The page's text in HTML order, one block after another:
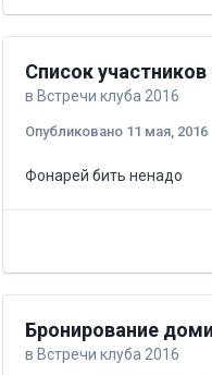
Список
в Встречи клуба 2016
Опубликовано 11 мая, 2016
Фонарей бить ненадо
Бронирование
в Встречи клуба 2016